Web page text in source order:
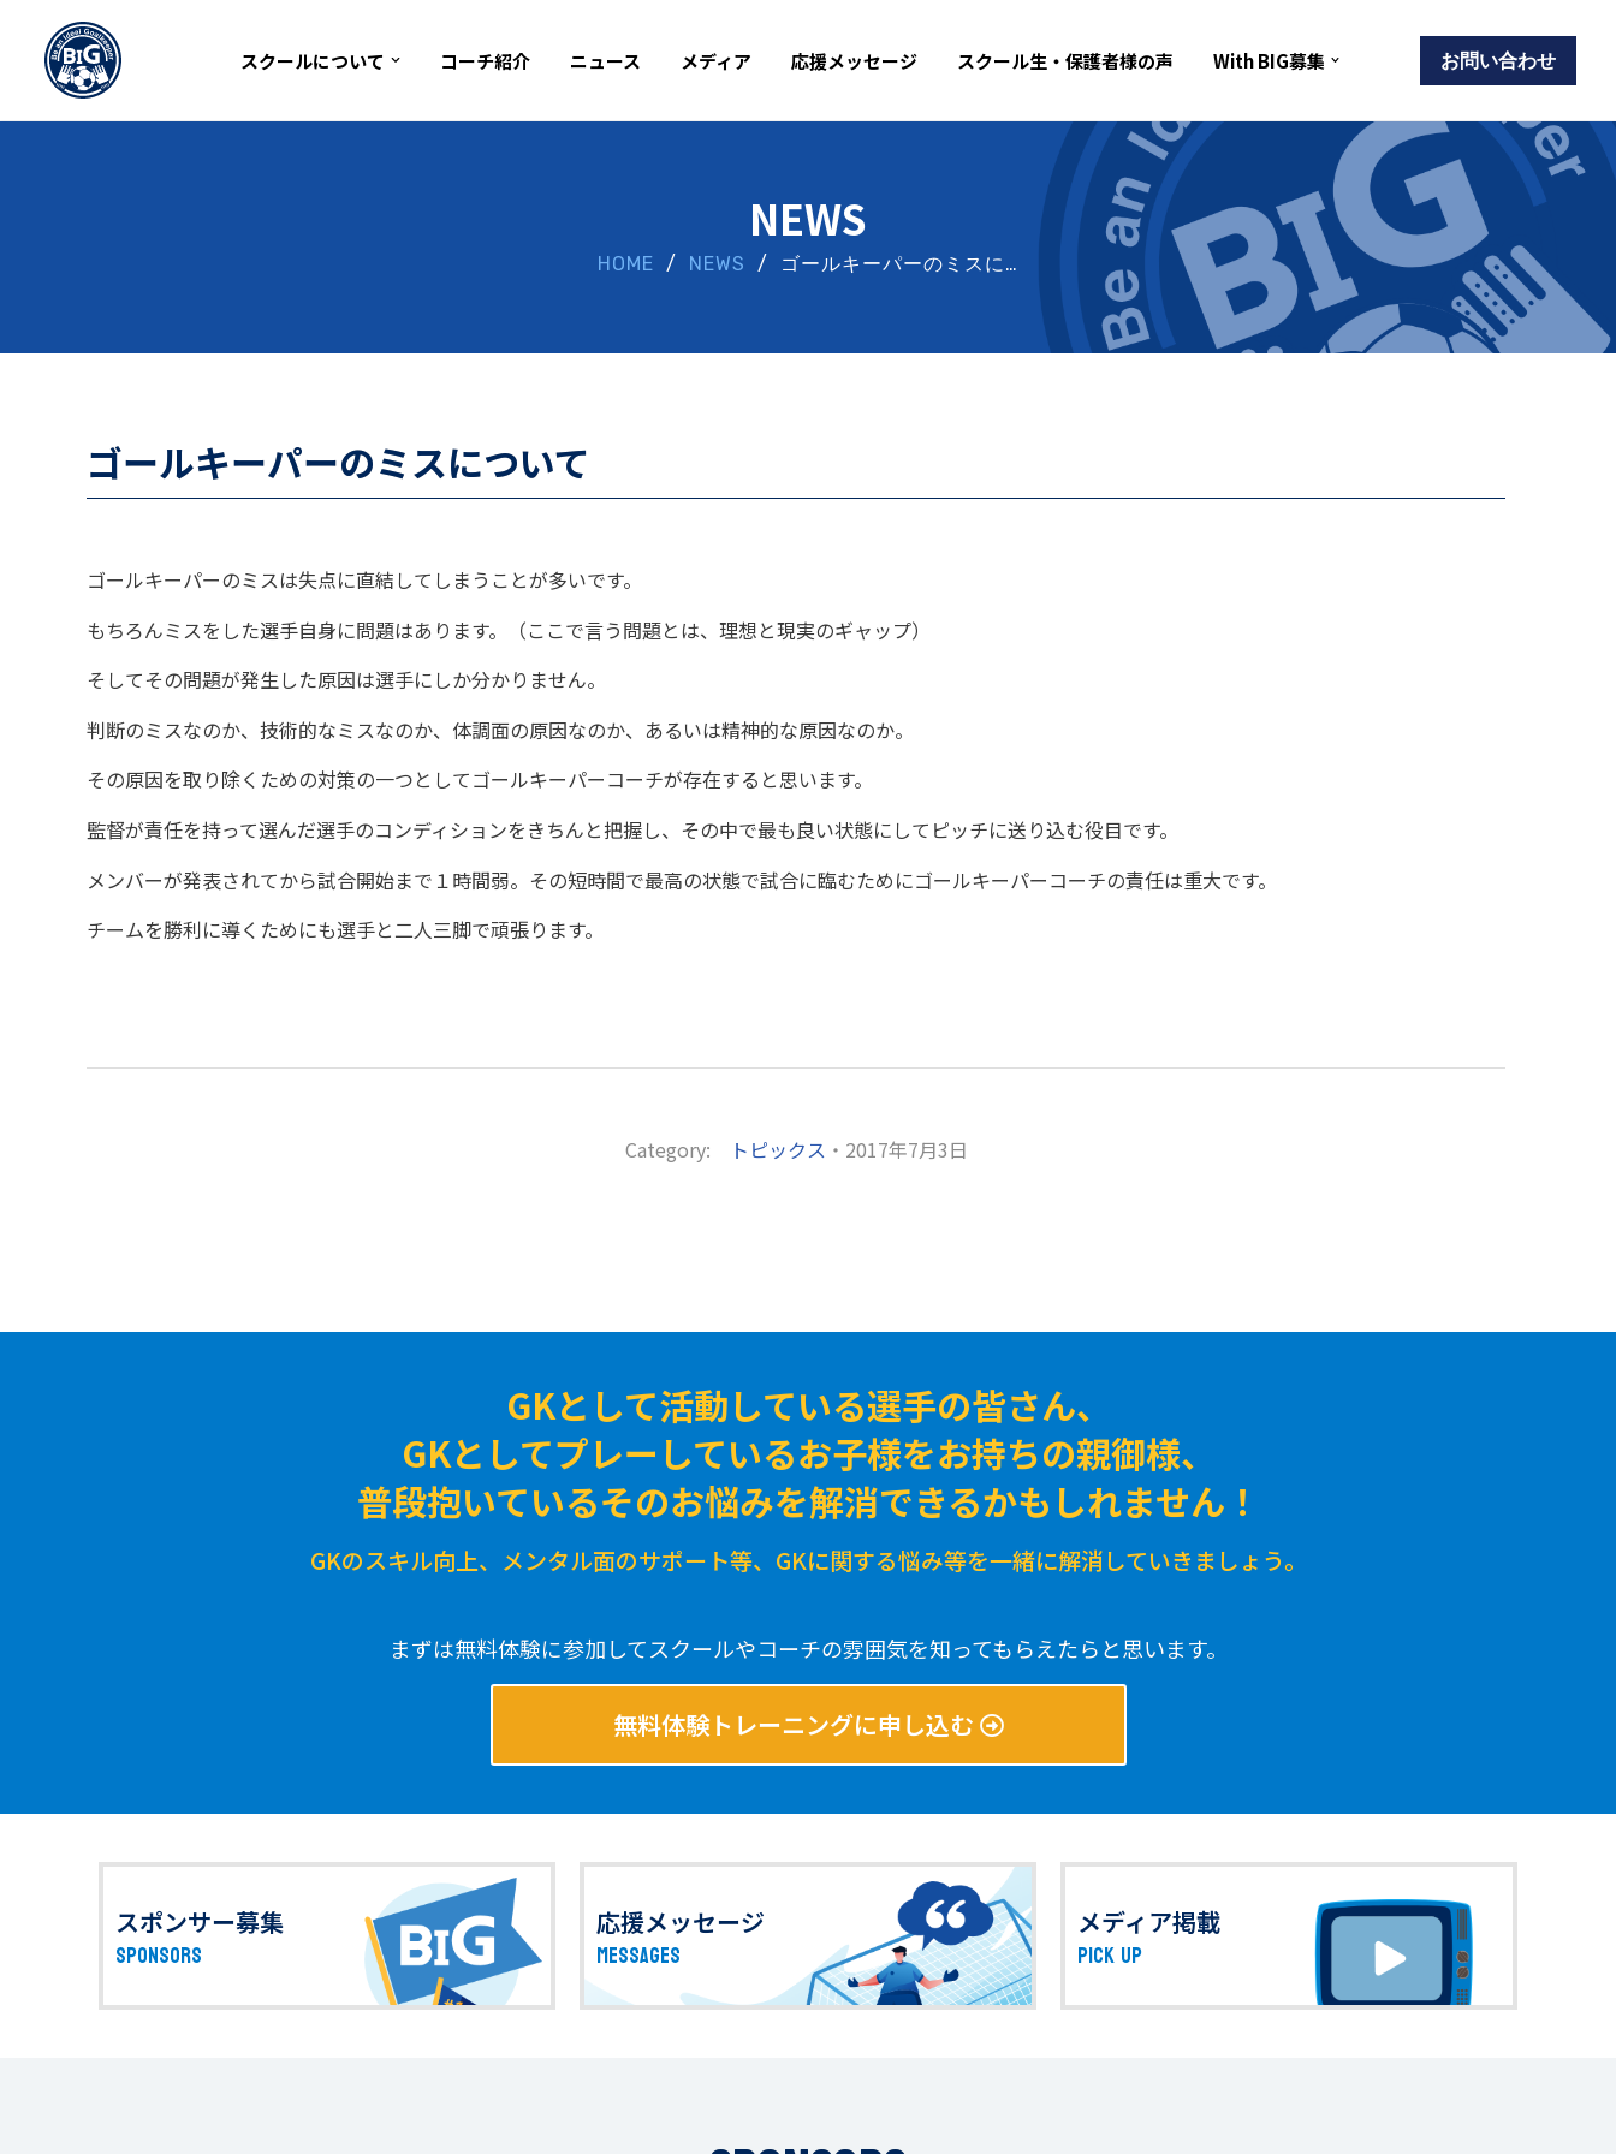
プ
スクールについて コーチ紹介 ニュース メディア 応援メッセージ スクール生・保護者様の声 With BIG募集 お問い合わせ
NEWS
HOME / NEWS / ゴールキーパーのミスに…
ゴールキーパーのミスについて
ゴールキーパーのミスは失点に直結してしまうことが多いです。
もちろんミスをした選手自身に問題はあります。（ここで言う問題とは、理想と現実のギャップ）
そしてその問題が発生した原因は選手にしか分かりません。
判断のミスなのか、技術的なミスなのか、体調面の原因なのか、あるいは精神的な原因なのか。
その原因を取り除くための対策の一つとしてゴールキーパーコーチが存在すると思います。
監督が責任を持って選んだ選手のコンディションをきちんと把握し、その中で最も良い状態にしてピッチに送り込む役目です。
メンバーが発表されてから試合開始まで１時間弱。その短時間で最高の状態で試合に臨むためにゴールキーパーコーチの責任は重大です。
チームを勝利に導くためにも選手と二人三脚で頑張ります。
Category: トピックス ・2017年7月3日
GKとして活動している選手の皆さん、
GKとしてプレーしているお子様をお持ちの親御様、
普段抱いているそのお悩みを解消できるかもしれません！
GKのスキル向上、メンタル面のサポート等、GKに関する悩み等を一緒に解消していきましょう。
まずは無料体験に参加してスクールやコーチの雰囲気を知ってもらえたらと思います。
無料体験トレーニングに申し込む
スポンサー募集
SPONSORS
応援メッセージ
MESSAGES
メディア掲載
PICK UP